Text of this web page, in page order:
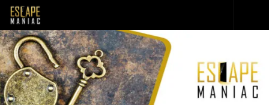
Unter dem Inhalt